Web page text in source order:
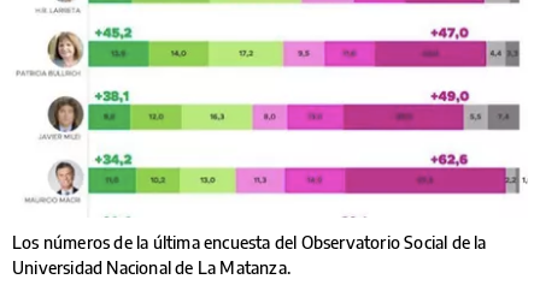
Los números de la última encuesta del Observatorio Social de la
Universidad Nacional de La Matanza.